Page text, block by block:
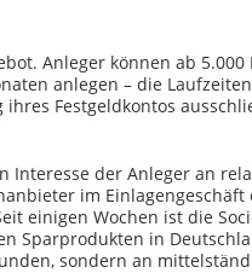
Anleger können ab 5.000
anlegen – die
Festgeldkontos
Interesse der Anleger an
im
einigen Wochen ist die
Sparprodukten in
sondern an